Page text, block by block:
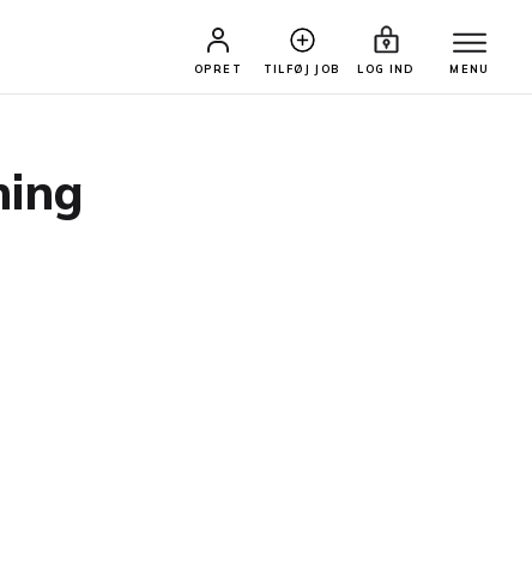
OPRET TILFØJ JOB LOG IND MENU